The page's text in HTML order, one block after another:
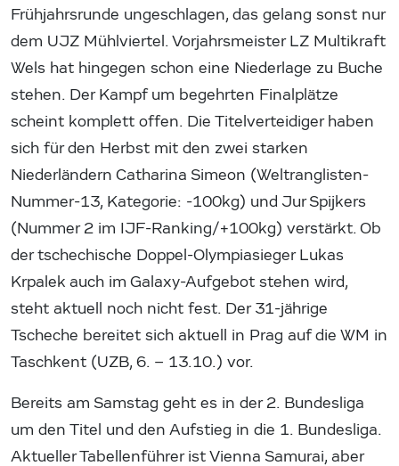
Frühjahrsrunde ungeschlagen, das gelang sonst nur
dem UJZ Mühlviertel. Vorjahrsmeister LZ Multikraft
Wels hat hingegen schon eine Niederlage zu Buche
stehen. Der Kampf um begehrten Finalplätze
scheint komplett offen. Die Titelverteidiger haben
sich für den Herbst mit den zwei starken
Niederländern Catharina Simeon (Weltranglisten-
Nummer-13, Kategorie: -100kg) und Jur Spijkers
(Nummer 2 im IJF-Ranking/+100kg) verstärkt. Ob
der tschechische Doppel-Olympiasieger Lukas
Krpalek auch im Galaxy-Aufgebot stehen wird,
steht aktuell noch nicht fest. Der 31-jährige
Tscheche bereitet sich aktuell in Prag auf die WM in
Taschkent (UZB, 6. – 13.10.) vor.
Bereits am Samstag geht es in der 2. Bundesliga
um den Titel und den Aufstieg in die 1. Bundesliga.
Aktueller Tabellenführer ist Vienna Samurai, aber